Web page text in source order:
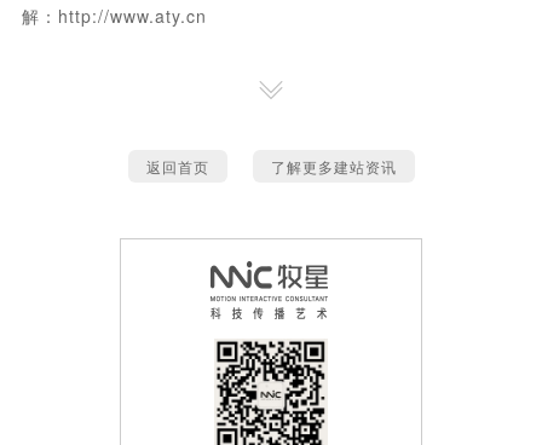
解： http://www.aty.cn
返回首页 了解更多建站资讯